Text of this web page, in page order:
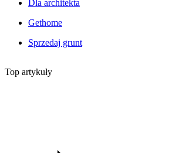
Dla architekta
Gethome
Sprzedaj grunt
Top artykuły